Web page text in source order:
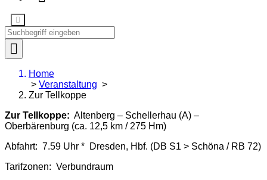
Home
> Veranstaltung >
Zur Tellkoppe
Details
zum
Kalendereintrag
Zur Tellkoppe: Altenberg – Schellerhau (A) –
Oberbärenburg (ca. 12,5 km / 275 Hm)
Abfahrt: 7.59 Uhr * Dresden, Hbf. (DB S1 > Schöna / RB 72)
Tarifzonen: Verbundraum